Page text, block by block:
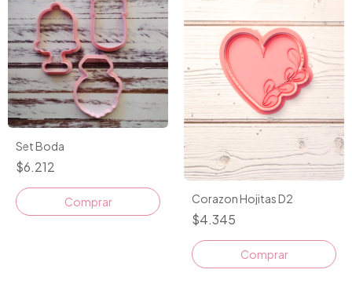
Set Boda
$6.212
Corazon Hojitas D2
$4.345
Comprar